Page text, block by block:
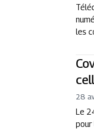
les
28
Le
pour